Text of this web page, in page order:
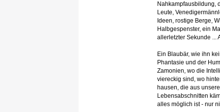
Nahkampfausbildung,
Leute,
Ideen, rostige Berge,
Halbgespenster, ein
allerletzter Sekunde ...
Ein Blaubär, wie ihn
Phantasie und der
Zamonien, wo die
viereckig sind, wo
hausen, die aus
Lebensabschnitten
alles möglich ist - nur